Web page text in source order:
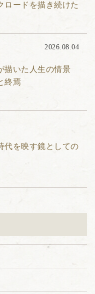
ロードを描き続けた
2026.08.04
描いた人生の情景
終焉
代を映す鏡としての